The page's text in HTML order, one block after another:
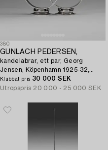
380
GUNLACH PEDERSEN,
kandelabrar, ett par, Georg
Jensen, Köpenhamn 1925-32,
sterling,
Klubbat pris 30 000 SEK
Utropspris 20 000 - 25 000 SEK